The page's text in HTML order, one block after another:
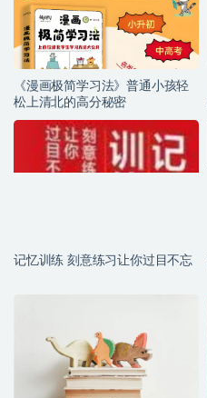
《漫画极简学习法》普通小孩轻
松上清北的高分秘密
记忆训练 刻意练习让你过目不忘